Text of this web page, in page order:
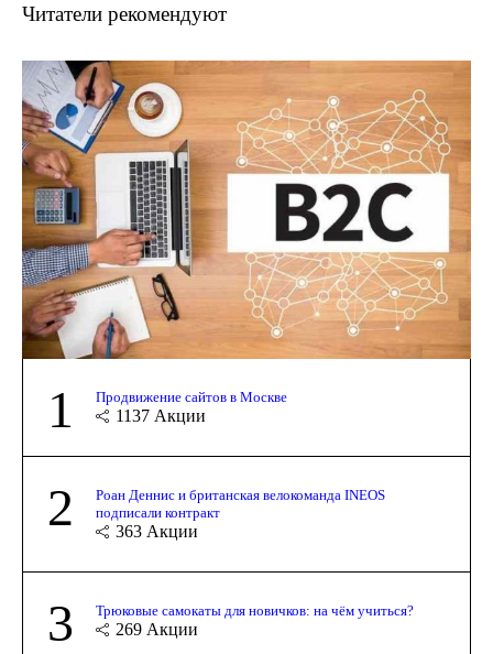
Читатели рекомендуют
1 Продвижение сайтов в Москве
1137 Акции
2
Роан Деннис и британская велокоманда INEOS
подписали контракт
363 Акции
3 Трюковые самокаты для новичков: на чём учиться?
269 Акции